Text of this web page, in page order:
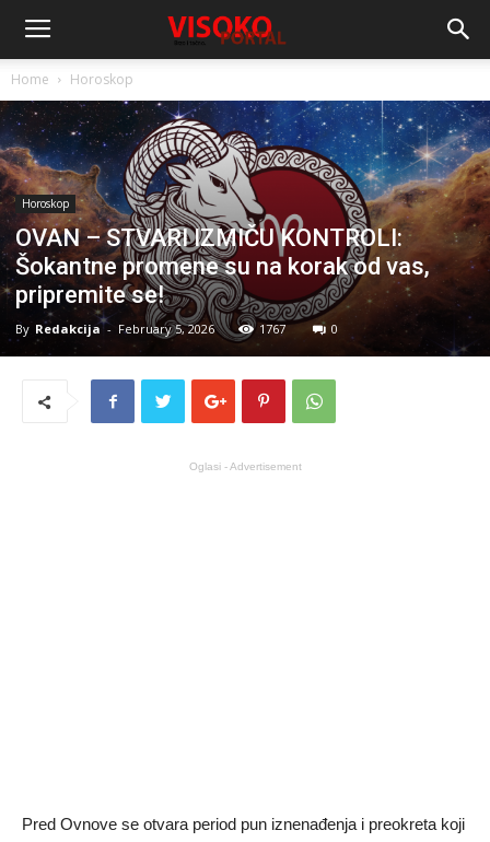
Home Horoskop
Horoskop
OVAN – STVARI IZMIČU KONTROLI:
Šokantne promene su na korak od vas,
pripremite se!
By Redakcija - February 5, 2026 1767 0
Oglasi - Advertisement
Pred Ovnove se otvara period pun iznenađenja i preokreta koji